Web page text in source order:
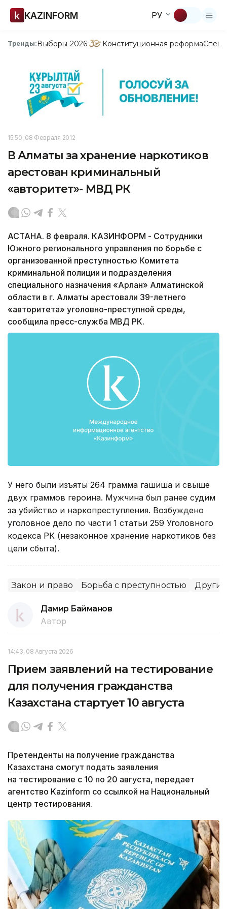
KAZINFORM РУ
Тренды:Выборы-2026 Конституционная реформа
15:50, 08 Февраля 2012
В Алматы за хранение наркотиков
арестован криминальный
«авторитет»- МВД РК
АСТАНА. 8 февраля. КАЗИНФОРМ - Сотрудники
Южного регионального управления по борьбе с
организованной преступностью Комитета
криминальной полиции и подразделения
специального назначения «Арлан» Алматинской
области в г. Алматы арестовали 39-летнего
«авторитета» уголовно-преступной среды,
сообщила пресс-служба МВД РК.
У него были изъяты 264 грамма гашиша и свыше
двух граммов героина. Мужчина был ранее судим
за убийство и наркопреступления. Возбуждено
уголовное дело по части 1 статьи 259 Уголовного
кодекса РК (незаконное хранение наркотиков без
цели сбыта).
Закон и право Борьба с преступностью
Дамир Байманов
Автор
14:43, 08 Августа 2026
Прием заявлений на тестирование
для получения гражданства
Казахстана стартует 10 августа
Претенденты на получение гражданства
Казахстана смогут подать заявления
на тестирование с 10 по 20 августа, передает
агентство Kazinform со ссылкой на Национальный
центр тестирования.